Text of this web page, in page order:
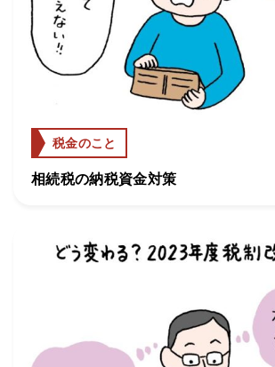
税金のこと
相続税の納税資金対策